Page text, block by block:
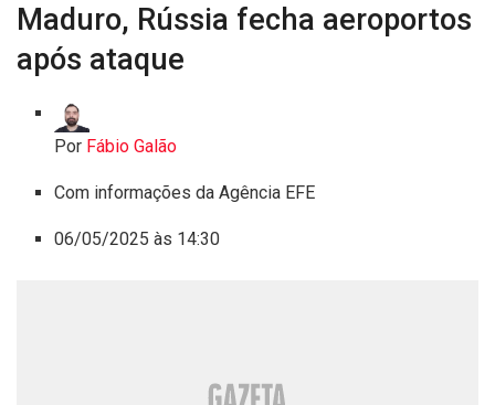
Maduro, Rússia fecha aeroportos
após ataque
Por Fábio Galão
Com informações da Agência EFE
06/05/2025 às 14:30